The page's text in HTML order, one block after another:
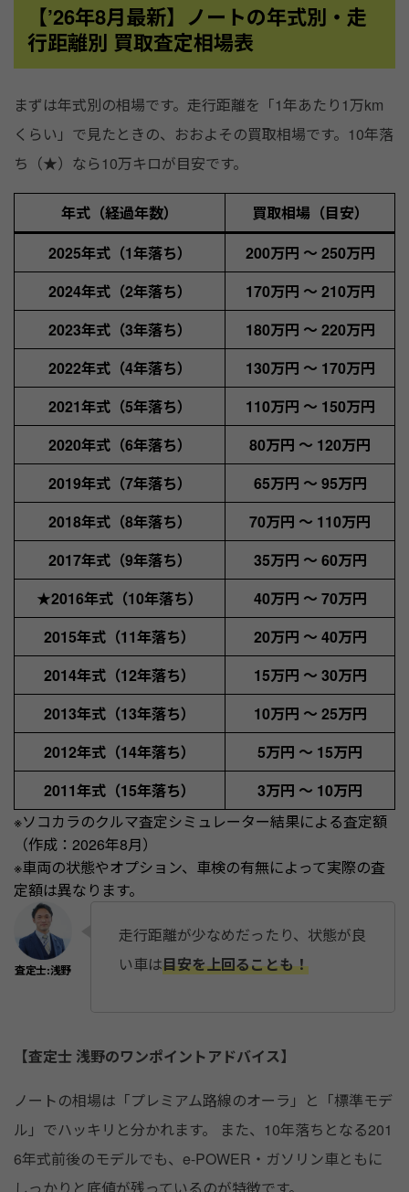
【’26年8月最新】ノートの年式別・走
行距離別 買取査定相場表
まずは年式別の相場です。走行距離を「1年あたり1万km
くらい」で見たときの、おおよその買取相場です。10年落
ち（★）なら10万キロが目安です。
年式（経過年数）
買取相場（目安）
2025年式（1年落ち）
200万円 〜 250万円
2024年式（2年落ち）
170万円 〜 210万円
2023年式（3年落ち）
180万円 〜 220万円
2022年式（4年落ち）
130万円 〜 170万円
2021年式（5年落ち）
110万円 〜 150万円
2020年式（6年落ち）
80万円 〜 120万円
2019年式（7年落ち）
65万円 〜 95万円
2018年式（8年落ち）
70万円 〜 110万円
2017年式（9年落ち）
35万円 〜 60万円
★2016年式（10年落ち）
40万円 〜 70万円
2015年式（11年落ち）
20万円 〜 40万円
2014年式（12年落ち）
15万円 〜 30万円
2013年式（13年落ち）
10万円 〜 25万円
2012年式（14年落ち）
5万円 〜 15万円
2011年式（15年落ち）
3万円 〜 10万円
※ソコカラのクルマ査定シミュレーター結果による査定額
（作成：2026年8月）
※車両の状態やオプション、車検の有無によって実際の査
定額は異なります。
走行距離が少なめだったり、状態が良
い車は目安を上回ることも！
【査定士 浅野のワンポイントアドバイス】
ノートの相場は「プレミアム路線のオーラ」と「標準モデ
ル」でハッキリと分かれます。 また、10年落ちとなる201
6年式前後のモデルでも、e-POWER・ガソリン車ともに
しっかりと底値が残っているのが特徴です。